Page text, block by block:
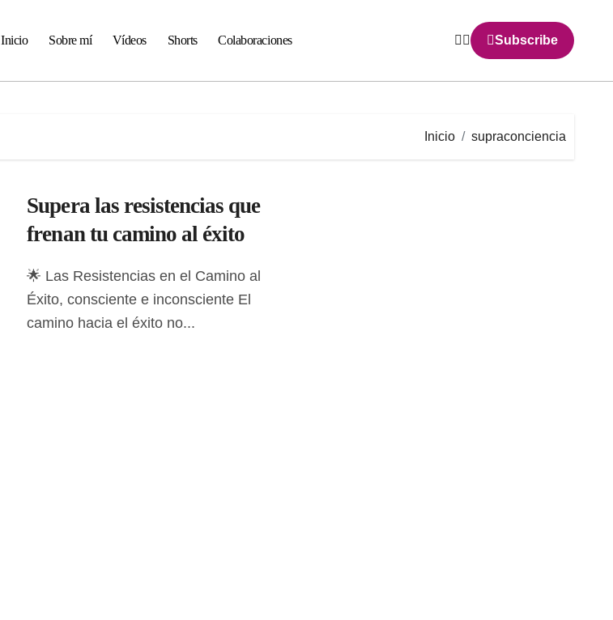
Inicio Sobre mí Vídeos Shorts Colaboraciones Subscribe
Inicio supraconciencia
Supera las resistencias que
frenan tu camino al éxito
🌟 Las Resistencias en el Camino al
Éxito, consciente e inconsciente El
camino hacia el éxito no...